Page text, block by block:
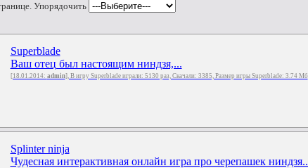
Упорядочить
Superblade
Ваш отец был настоящим ниндзя,...
[18.01.2014: admin], В игру Superblade играли: 5130 раз, Скачали: 3385, Размер игры Superblade: 3.74 Мб
Splinter ninja
Чудесная интерактивная онлайн игра про черепашек